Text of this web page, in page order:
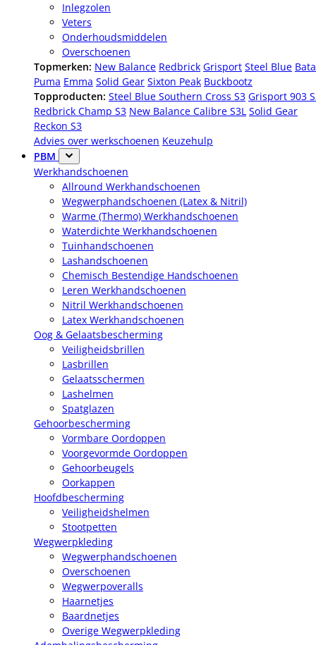
Inlegzolen
Veters
Onderhoudsmiddelen
Overschoenen
Topmerken: New Balance Redbrick Grisport Steel Blue Bata
Puma Emma Solid Gear Sixton Peak Buckbootz
Topproducten: Steel Blue Southern Cross S3 Grisport 903
Redbrick Champ S3 New Balance Calibre S3L Solid Gear
Reckon S3
Advies over werkschoenen Keuzehulp
PBM
Werkhandschoenen
Allround Werkhandschoenen
Wegwerphandschoenen (Latex & Nitril)
Warme (Thermo) Werkhandschoenen
Waterdichte Werkhandschoenen
Tuinhandschoenen
Lashandschoenen
Chemisch Bestendige Handschoenen
Leren Werkhandschoenen
Nitril Werkhandschoenen
Latex Werkhandschoenen
Oog & Gelaatsbescherming
Veiligheidsbrillen
Lasbrillen
Gelaatsschermen
Lashelmen
Spatglazen
Gehoorbescherming
Vormbare Oordoppen
Voorgevormde Oordoppen
Gehoorbeugels
Oorkappen
Hoofdbescherming
Veiligheidshelmen
Stootpetten
Wegwerpkleding
Wegwerphandschoenen
Overschoenen
Wegwerpoveralls
Haarnetjes
Baardnetjes
Overige Wegwerpkleding